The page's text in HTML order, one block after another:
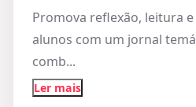
Promova reflexão, leitura
alunos com um jornal
comb...
Ler mais